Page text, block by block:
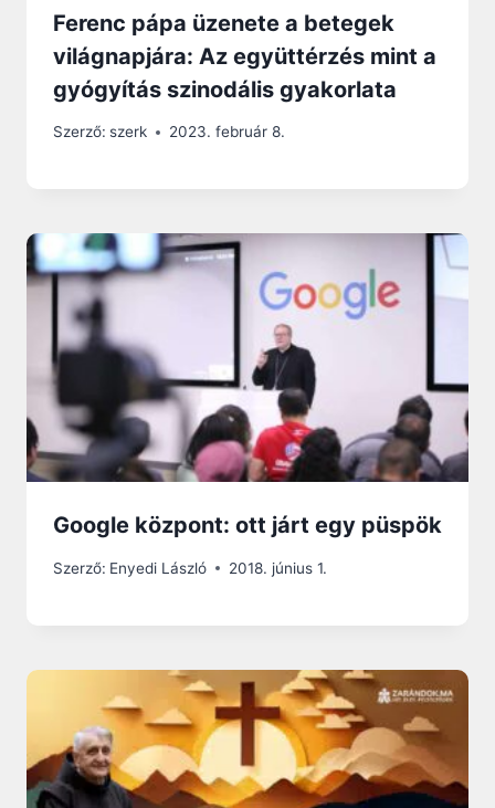
Ferenc pápa üzenete a betegek
világnapjára: Az együttérzés mint a
gyógyítás szinodális gyakorlata
Szerző: szerk 2023. február 8.
Google központ: ott járt egy püspök
Szerző: Enyedi László 2018. június 1.